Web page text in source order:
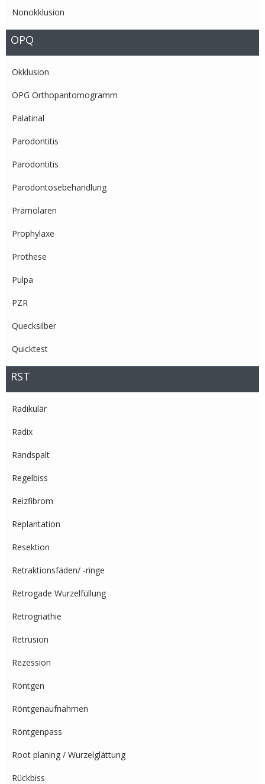
Nonokklusion
OPQ
Okklusion
OPG Orthopantomogramm
Palatinal
Parodontitis
Parodontitis
Parodontosebehandlung
Prämolaren
Prophylaxe
Prothese
Pulpa
PZR
Quecksilber
Quicktest
RST
Radikulär
Radix
Randspalt
Regelbiss
Reizfibrom
Replantation
Resektion
Retraktionsfäden/ -ringe
Retrogade Wurzelfüllung
Retrognathie
Retrusion
Rezession
Röntgen
Röntgenaufnahmen
Röntgenpass
Root planing / Wurzelglättung
Rückbiss